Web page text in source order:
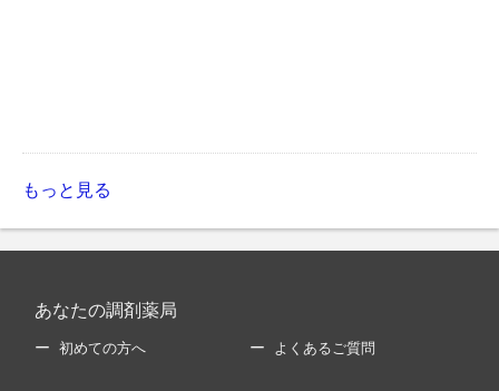
もっと見る
あなたの調剤薬局
初めての方へ よくあるご質問